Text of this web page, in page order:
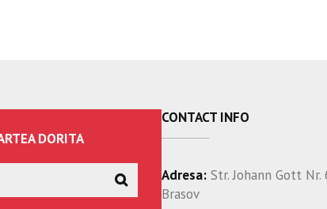
DORITA
CONTACT INFO
Adresa: Str. Johann Gott Nr.
Brasov